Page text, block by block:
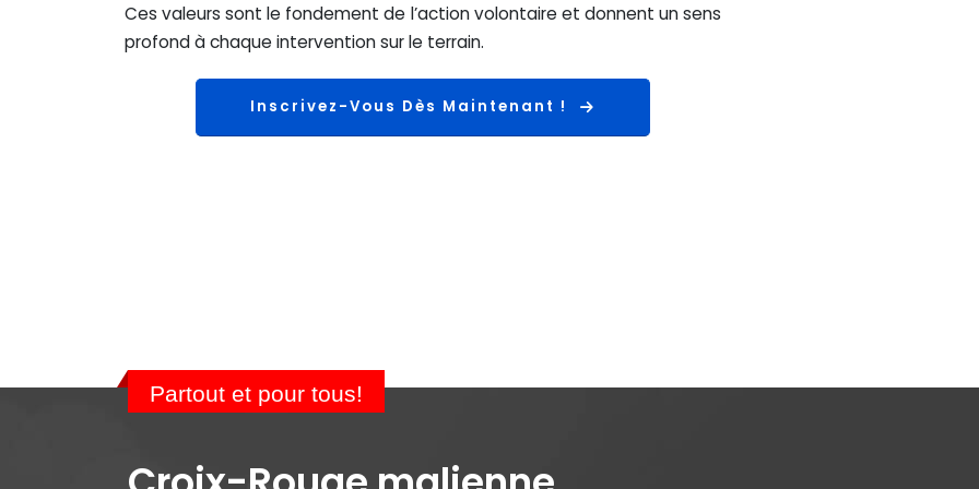
Ces valeurs sont le fondement de l’action volontaire et donnent un sens
profond à chaque intervention sur le terrain.
Inscrivez-Vous Dès Maintenant !
Partout et pour tous!